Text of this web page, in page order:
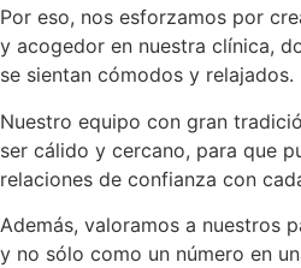
Por eso, nos esforzamos por
y acogedor en nuestra clínica,
se sientan cómodos y relajados.
Nuestro equipo con gran
ser cálido y cercano, para que
relaciones de confianza con
Además, valoramos a nuestros
y no sólo como un número en